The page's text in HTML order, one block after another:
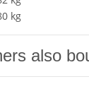
kg
also